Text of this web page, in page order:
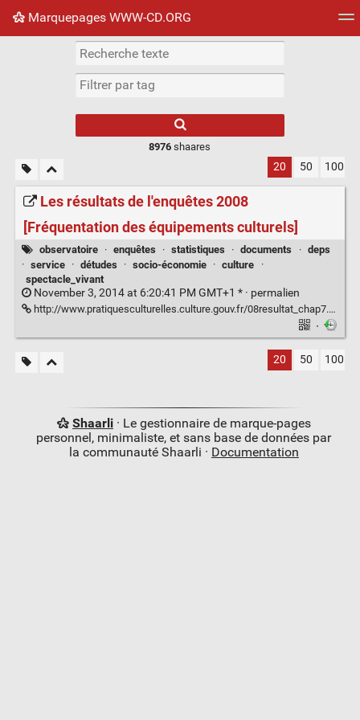
Marquepages WWW-CD.ORG
Nuage de tags Mur d'images
8976 shaares
20 50 100
Les résultats de l'enquêtes 2008
[Fréquentation des équipements culturels]
observatoire · enquêtes · statistiques · documents · deps
· service · détudes · socio-économie · culture
·
spectacle_vivant
November 3, 2014 at 6:20:41 PM GMT+1 * · permalien
http://www.pratiquesculturelles.culture.gouv.fr/08resultat_chap7.php
·
20 50 100
Shaarli· Le gestionnaire de marque-pages
personnel, minimaliste, et sans base de données par
la communauté Shaarli · Documentation